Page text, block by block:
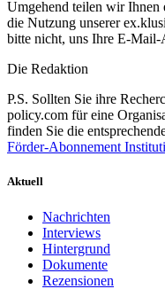
Umgehend teilen wir Ihnen
die Nutzung unserer
bitte nicht, uns Ihre E-Mail-
Die Redaktion
P.S. Sollten Sie ihre
policy.com für eine
finden Sie die
Förder-Abonnement
Aktuell
Nachrichten
Interviews
Hintergrund
Dokumente
Rezensionen